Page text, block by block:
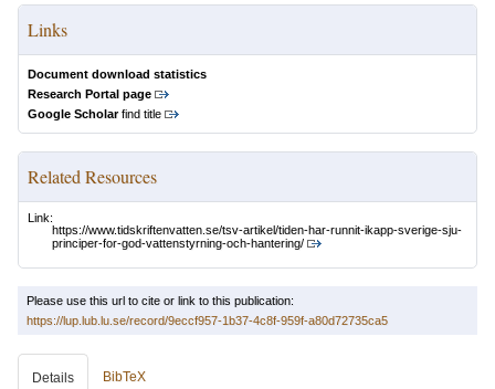
Links
Document download statistics
Research Portal page
Google Scholarfind title
Related Resources
Link:
https://www.tidskriftenvatten.se/tsv-artikel/tiden-har-runnit-ikapp-sverige-sju-
principer-for-god-vattenstyrning-och-hantering/
Please use this url to cite or link to this publication:
https://lup.lub.lu.se/record/9eccf957-1b37-4c8f-959f-a80d72735ca5
Details BibTeX